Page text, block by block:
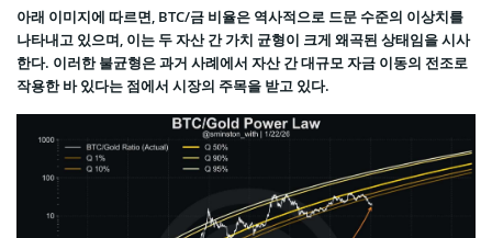
아래 이미지에 따르면, BTC/금 비율은 역사적으로 드문 수준의 이상치를
나타내고 있으며, 이는 두 자산 간 가치 균형이 크게 왜곡된 상태임을 시사
한다. 이러한 불균형은 과거 사례에서 자산 간 대규모 자금 이동의 전조로
작용한 바 있다는 점에서 시장의 주목을 받고 있다.